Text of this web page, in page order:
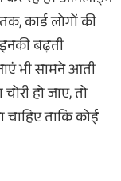
कार्ड लोगों की
बढ़ती
भी सामने आती
हो जाए, तो
ताकि कोई